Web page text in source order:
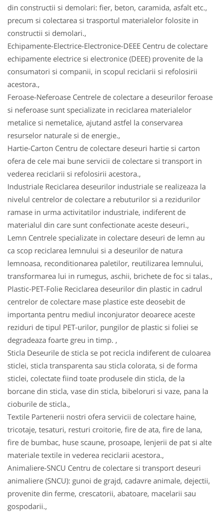
din constructii si demolari: fier, beton, caramida, asfalt etc.,
precum si colectarea si trasportul materialelor folosite in
constructii si demolari.,
Echipamente-Electrice-Electronice-DEEE Centru de colectare
echipamente electrice si electronice (DEEE) provenite de la
consumatori si companii, in scopul reciclarii si refolosirii
acestora.,
Feroase-Neferoase Centrele de colectare a deseurilor feroase
si neferoase sunt specializate in reciclarea materialelor
metalice si nemetalice, ajutand astfel la conservarea
resurselor naturale si de energie.,
Hartie-Carton Centru de colectare deseuri hartie si carton
ofera de cele mai bune servicii de colectare si transport in
vederea reciclarii si refolosirii acestora.,
Industriale Reciclarea deseurilor industriale se realizeaza la
nivelul centrelor de colectare a rebuturilor si a rezidurilor
ramase in urma activitatilor industriale, indiferent de
materialul din care sunt confectionate aceste deseuri.,
Lemn Centrele specializate in colectare deseuri de lemn au
ca scop reciclarea lemnului si a deseurilor de natura
lemnoasa, reconditionarea paletilor, reutilizarea lemnului,
transformarea lui in rumegus, aschii, brichete de foc si talas.,
Plastic-PET-Folie Reciclarea deseurilor din plastic in cadrul
centrelor de colectare mase plastice este deosebit de
importanta pentru mediul inconjurator deoarece aceste
reziduri de tipul PET-urilor, pungilor de plastic si foliei se
degradeaza foarte greu in timp. ,
Sticla Deseurile de sticla se pot recicla indiferent de culoarea
sticlei, sticla transparenta sau sticla colorata, si de forma
sticlei, colectate fiind toate produsele din sticla, de la
borcane din sticla, vase din sticla, bibeloruri si vaze, pana la
cioburile de sticla.,
Textile Partenerii nostri ofera servicii de colectare haine,
tricotaje, tesaturi, resturi croitorie, fire de ata, fire de lana,
fire de bumbac, huse scaune, prosoape, lenjerii de pat si alte
materiale textile in vederea reciclarii acestora.,
Animaliere-SNCU Centru de colectare si transport deseuri
animaliere (SNCU): gunoi de grajd, cadavre animale, dejectii,
provenite din ferme, crescatorii, abatoare, macelarii sau
gospodarii.,